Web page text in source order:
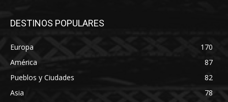
DESTINOS POPULARES
Europa
170
América
87
Pueblos y Ciudades
82
Asia
78